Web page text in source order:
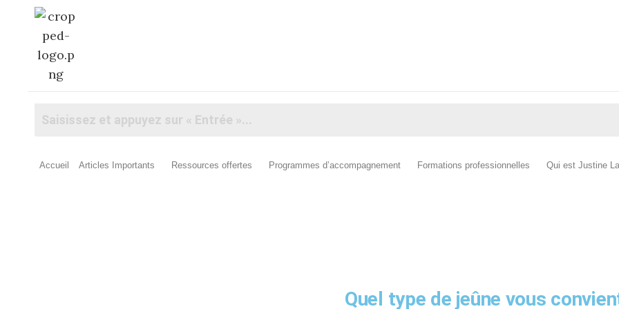
Accueil Articles Importants Ressources offertes Programmes d’accompagnement Formations professionnelles Qui est Justine
Quel type de jeûne vous